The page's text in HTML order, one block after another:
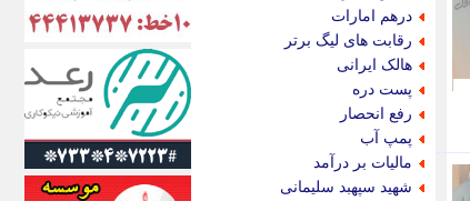
درهم امارات
رقابت های لیگ برتر
هالک ایرانی
پست دره
رفع انحصار
پمپ آب
مالیات بر درآمد
شهید سپهبد سلیمانی
ایران آنلاین
ایران زندگی
ایران فوری
ایرانی روز
ایرانیتال
ایرنا
ایسکانیوز
ایسنا